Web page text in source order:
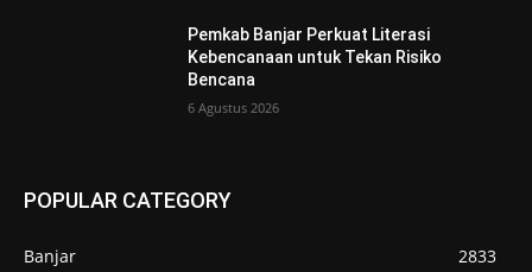
Pemkab Banjar Perkuat Literasi
Kebencanaan untuk Tekan Risiko
Bencana
6 Agustus 2026
POPULAR CATEGORY
Banjar
2833